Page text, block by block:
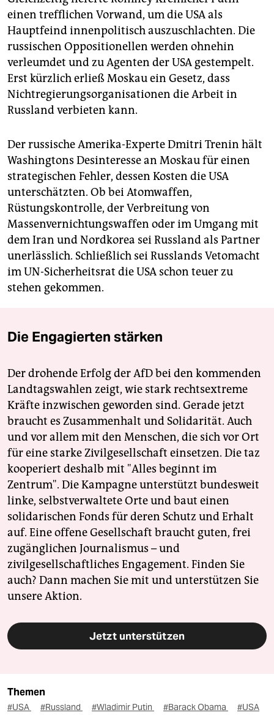
einen trefflichen Vorwand, um die USA als
Hauptfeind innenpolitisch auszuschlachten. Die
russischen Oppositionellen werden ohnehin
verleumdet und zu Agenten der USA gestempelt.
Erst kürzlich erließ Moskau ein Gesetz, dass
Nichtregierungsorganisationen die Arbeit in
Russland verbieten kann.
Der russische Amerika-Experte Dmitri Trenin hält
Washingtons Desinteresse an Moskau für einen
strategischen Fehler, dessen Kosten die USA
unterschätzten. Ob bei Atomwaffen,
Rüstungskontrolle, der Verbreitung von
Massenvernichtungswaffen oder im Umgang mit
dem Iran und Nordkorea sei Russland als Partner
unerlässlich. Schließlich sei Russlands Vetomacht
im UN-Sicherheitsrat die USA schon teuer zu
stehen gekommen.
Die Engagierten stärken
Der drohende Erfolg der AfD bei den kommenden
Landtagswahlen zeigt, wie stark rechtsextreme
Kräfte inzwischen geworden sind. Gerade jetzt
braucht es Zusammenhalt und Solidarität. Auch
und vor allem mit den Menschen, die sich vor Ort
für eine starke Zivilgesellschaft einsetzen. Die taz
kooperiert deshalb mit "Alles beginnt im
Zentrum". Die Kampagne unterstützt bundesweit
linke, selbstverwaltete Orte und baut einen
solidarischen Fonds für deren Schutz und Erhalt
auf. Eine offene Gesellschaft braucht guten, frei
zugänglichen Journalismus – und
zivilgesellschaftliches Engagement. Finden Sie
auch? Dann machen Sie mit und unterstützen Sie
unsere Aktion.
Jetzt unterstützen
Themen
#USA #Russland #Wladimir Putin #Barack Obama
#USA